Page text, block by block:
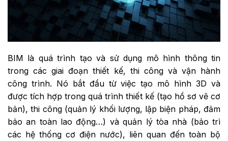
BIM là quá trình tạo và sử dụng mô hình thông tin
trong các giai đoạn thiết kế, thi công và vận hành
công trình. Nó bắt đầu từ việc tạo mô hình 3D và
được tích hợp trong quá trình thiết kế (tạo hồ sơ vẽ cơ
bản), thi công (quản lý khối lượng, lập biện pháp, đảm
bảo an toàn lao động…) và quản lý tòa nhà (bảo trì
các hệ thống cơ điện nước), liên quan đến toàn bộ